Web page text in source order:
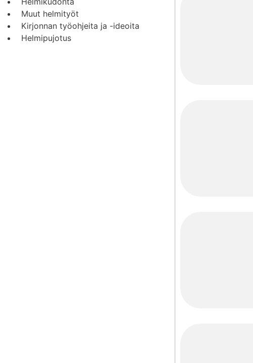
Muut helmityöt
Kirjonnan työohjeita ja -ideoita
Helmipujotus